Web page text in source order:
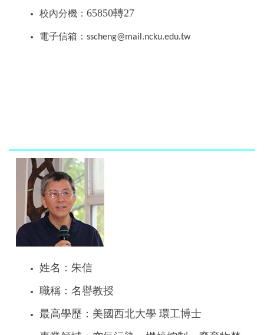
校內分機： 65850轉27
電子信箱： sscheng@mail.ncku.edu.tw
姓名：朱信
職稱：名譽教授
最高學歷：美國西北大學 環工博士